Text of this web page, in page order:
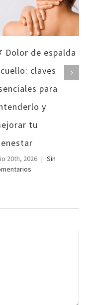
Dolor de espalda
claves
para
y
tu
20th, 2026 | Sin